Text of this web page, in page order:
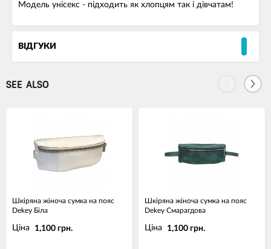
Модель унісекс - підходить як хлопцям так і дівчатам!
ВІДГУКИ
SEE ALSO
Шкіряна жіноча сумка на пояс
Dekey Біла
Ціна 1,100 грн.
Шкіряна жіноча сумка на пояс
Dekey Смарагдова
Ціна 1,100 грн.